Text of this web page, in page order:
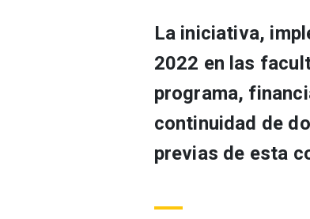
La iniciativa,
2022 en las
programa,
continuidad de
previas de esta